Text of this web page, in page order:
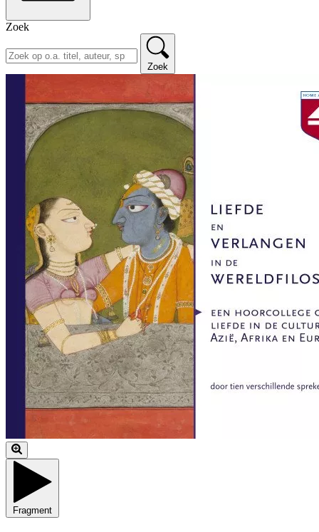
Zoek
Zoek
Fragment